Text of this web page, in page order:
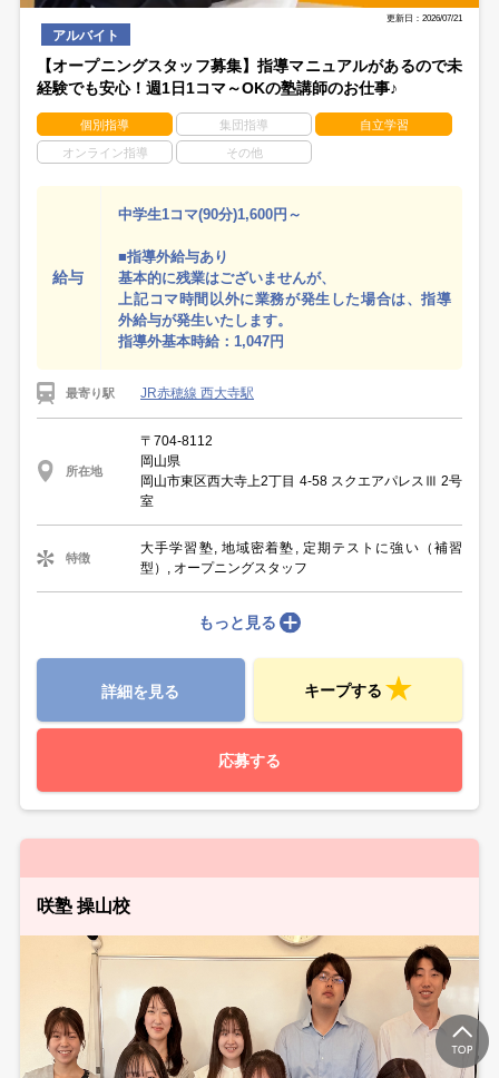
更新日：2026/07/21
アルバイト
【オープニングスタッフ募集】指導マニュアルがあるので未
経験でも安心！週1日1コマ～OKの塾講師のお仕事♪
個別指導 集団指導 自立学習
オンライン指導 その他
給与
中学生1コマ(90分)1,600円～
■指導外給与あり
基本的に残業はございませんが、
上記コマ時間以外に業務が発生した場合は、指導
外給与が発生いたします。
指導外基本時給：1,047円
最寄り駅 JR赤穂線 西大寺駅
所在地
〒704-8112
岡山県
岡山市東区西大寺上2丁目 4-58 スクエアパレスⅢ 2号
室
特徴
大手学習塾, 地域密着塾, 定期テストに強い（補習
型）, オープニングスタッフ
もっと見る
詳細を見る キープする
応募する
咲塾 操山校